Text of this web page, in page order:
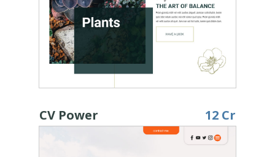
CV Power 12 Cr